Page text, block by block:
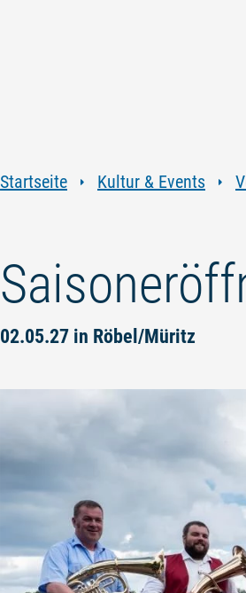
Startseite Kultur & Events
02.05.27 in Röbel/Müritz